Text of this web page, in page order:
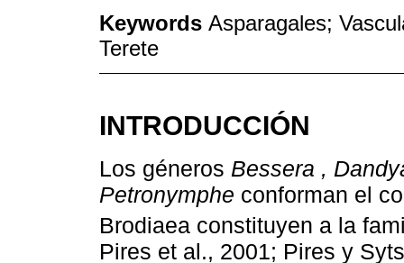
Keywords Asparagales;
Terete
INTRODUCCIÓN
Los géneros Bessera ,
Petronymphe conforman el
Brodiaea constituyen a la
Pires et al., 2001; Pires y